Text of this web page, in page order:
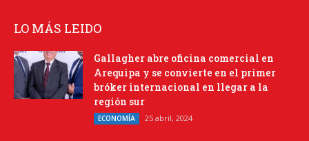
LO MÁS LEIDO
Gallagher abre oficina comercial en
Arequipa y se convierte en el primer
bróker internacional en llegar a la
región sur
ECONOMÍA 25 abril, 2024